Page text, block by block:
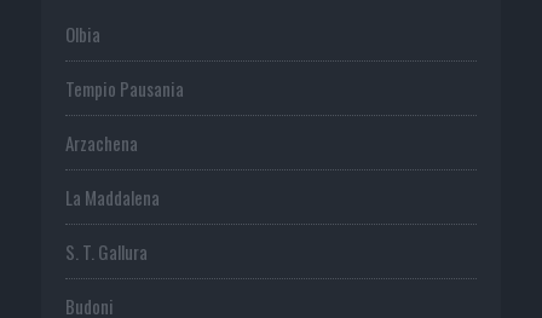
Olbia
Tempio Pausania
Arzachena
La Maddalena
S. T. Gallura
Budoni